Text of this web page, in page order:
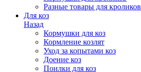
Разные товары для кроликов
Для коз
Назад
Кормушки для коз
Кормление козлят
Уход за копытами коз
Доение коз
Поилки для коз